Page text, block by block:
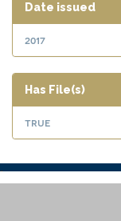
Date issued
2017
Has File(s)
true